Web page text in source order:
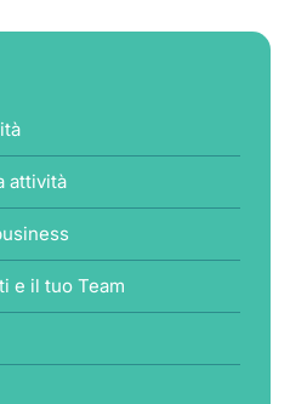
attività
e il tuo Team